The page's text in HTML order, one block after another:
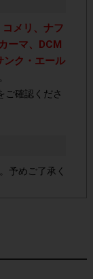
メリ、ナフ
ーマ、DCM
ンク・エール
ご確認くださ
予めご了承く
が可能です。